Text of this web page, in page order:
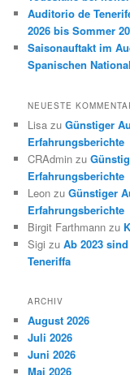
Auditorio de
2026 bis Sommer
Saisonauftakt im
Spanischen
NEUESTE
Lisa zuGünstiger
Erfahrungsberichte
CRAdmin zu
Erfahrungsberichte
Leon zuGünstiger
Erfahrungsberichte
Birgit Farthmann zu
Sigi zuAb 2023
Teneriffa
ARCHIV
August 2026
Juli 2026
Juni 2026
Mai 2026